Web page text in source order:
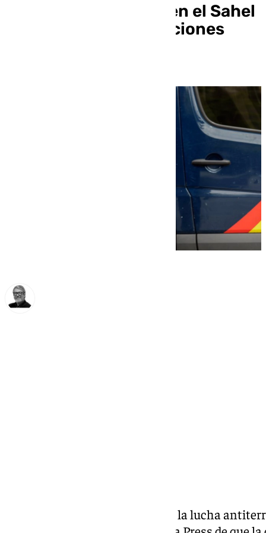
vinculados al Daesh en el Sahel
que «planificaban acciones
Fuentes de la investigación y de la lucha